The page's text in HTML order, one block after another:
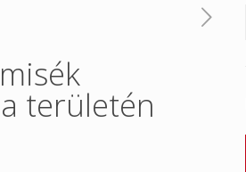
területén